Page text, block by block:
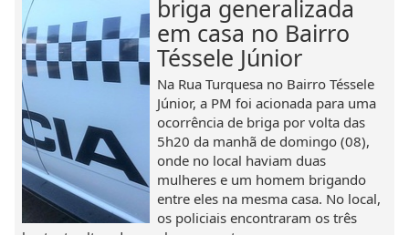
briga generalizada
em casa no Bairro
Téssele Júnior
Na Rua Turquesa no Bairro Téssele
Júnior, a PM foi acionada para uma
ocorrência de briga por volta das
5h20 da manhã de domingo (08),
onde no local haviam duas
mulheres e um homem brigando
entre eles na mesma casa. No local,
os policiais encontraram os três